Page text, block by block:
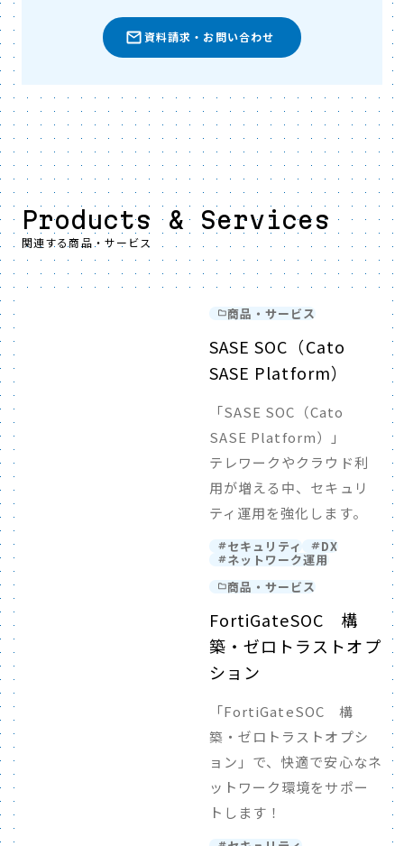
資料請求・お問い合わせ
Products & Services
関連する商品・サービス
商品・サービス
SASE SOC（Cato
SASE Platform）
「SASE SOC（Cato
SASE Platform）」
テレワークやクラウド利
用が増える中、セキュリ
ティ運用を強化します。
セキュリティ DX
ネットワーク運用
商品・サービス
FortiGateSOC 構
築・ゼロトラストオプ
ション
「FortiGateSOC 構
築・ゼロトラストオプシ
ョン」で、快適で安心なネ
ットワーク環境をサポー
トします！